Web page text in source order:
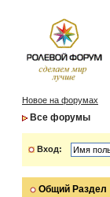
Новое на форумах
Все форумы
Вход:
Общий Раздел